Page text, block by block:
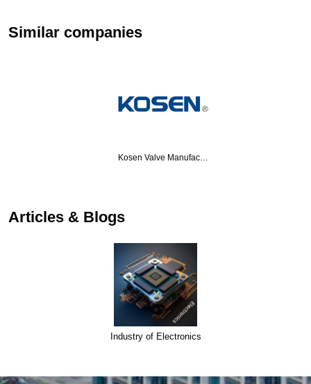
Similar companies
Kosen Valve Manufac…
Articles & Blogs
Industry of Electronics